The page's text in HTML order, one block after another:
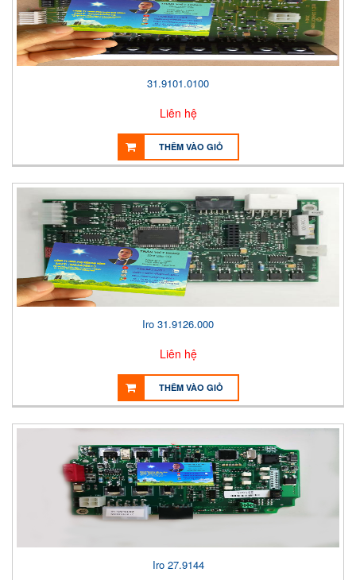
31.9101.0100
Liên hệ
THÊM VÀO GIỎ
Iro 31.9126.000
Liên hệ
THÊM VÀO GIỎ
Iro 27.9144